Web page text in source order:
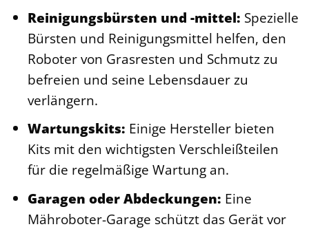
Reinigungsbürsten und -mittel: Spezielle
Bürsten und Reinigungsmittel helfen, den
Roboter von Grasresten und Schmutz zu
befreien und seine Lebensdauer zu
verlängern.
Wartungskits: Einige Hersteller bieten
Kits mit den wichtigsten Verschleißteilen
für die regelmäßige Wartung an.
Garagen oder Abdeckungen: Eine
Mähroboter-Garage schützt das Gerät vor